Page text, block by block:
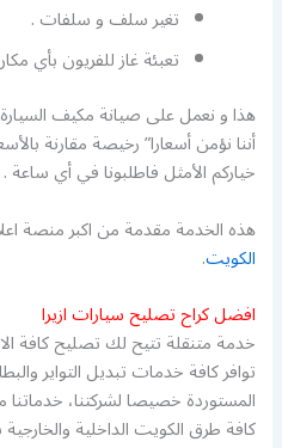
تغير سلف و سلفات .
تعبئة غاز للفريون بأي
هذا و نعمل على صيانة مكيف
أننا نؤمن أسعارا” رخيصة مقارنة
خياركم الأمثل فاطلبونا في أي ساعة .
هذه الخدمة مقدمة من اكبر منصة
الكويت.
افضل كراح تصليح سيارات ازيرا
خدمة متنقلة تتيح لك تصليح كافة
توافر كافة خدمات تبديل التواير
كافة طرق الكويت الداخلية